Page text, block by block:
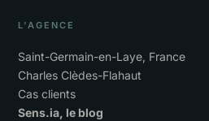
L'AGENCE
Saint-Germain-en-Laye, France
Charles Clèdes-Flahaut
Cas clients
Sens.ia, le blog